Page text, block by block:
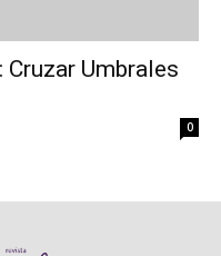
Umbrales
0